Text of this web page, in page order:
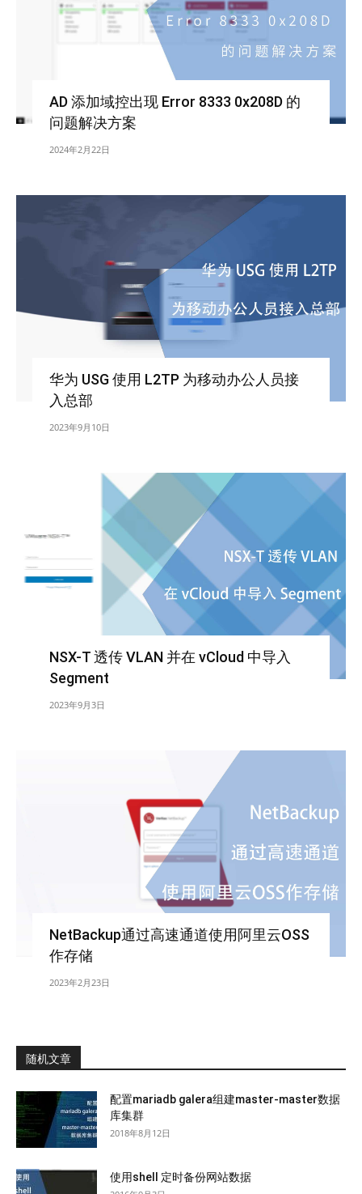
AD 添加域控出现 Error 8333 0x208D 的
问题解决方案
2024年2月22日
华为 USG 使用 L2TP 为移动办公人员接
入总部
2023年9月10日
NSX-T 透传 VLAN 并在 vCloud 中导入
Segment
2023年9月3日
NetBackup通过高速通道使用阿里云OSS
作存储
2023年2月23日
随机文章
配置mariadb galera组建master-master数据
库集群
2018年8月12日
使用shell 定时备份网站数据